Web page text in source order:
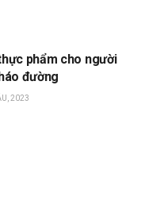
phẩm cho người
đường
2023